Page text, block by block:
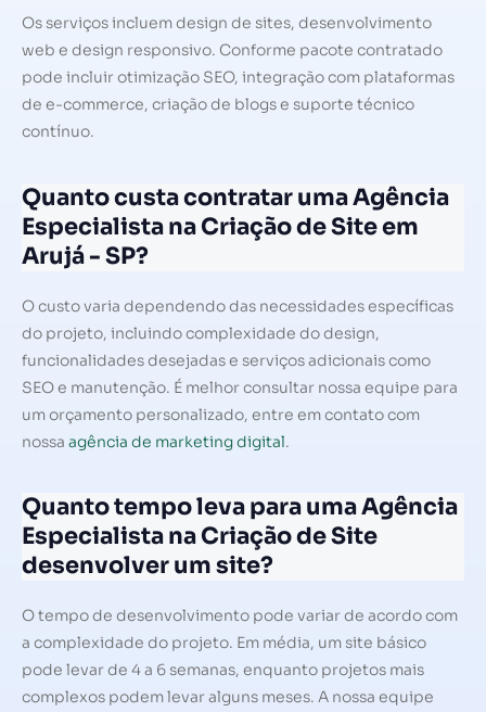
Os serviços incluem design de sites, desenvolvimento
web e design responsivo. Conforme pacote contratado
pode incluir otimização SEO, integração com plataformas
de e-commerce, criação de blogs e suporte técnico
contínuo.
Quanto custa contratar uma Agência
Especialista na Criação de Site em
Arujá - SP?
O custo varia dependendo das necessidades específicas
do projeto, incluindo complexidade do design,
funcionalidades desejadas e serviços adicionais como
SEO e manutenção. É melhor consultar nossa equipe para
um orçamento personalizado, entre em contato com
nossa agência de marketing digital.
Quanto tempo leva para uma Agência
Especialista na Criação de Site
desenvolver um site?
O tempo de desenvolvimento pode variar de acordo com
a complexidade do projeto. Em média, um site básico
pode levar de 4 a 6 semanas, enquanto projetos mais
complexos podem levar alguns meses. A nossa equipe